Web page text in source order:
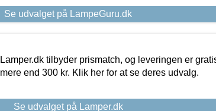
Se udvalget på LampeGuru.dk
Lamper.dk tilbyder prismatch, og leveringen er
mere end 300 kr. Klik her for at se deres udvalg.
Se udvalget på Lamper.dk